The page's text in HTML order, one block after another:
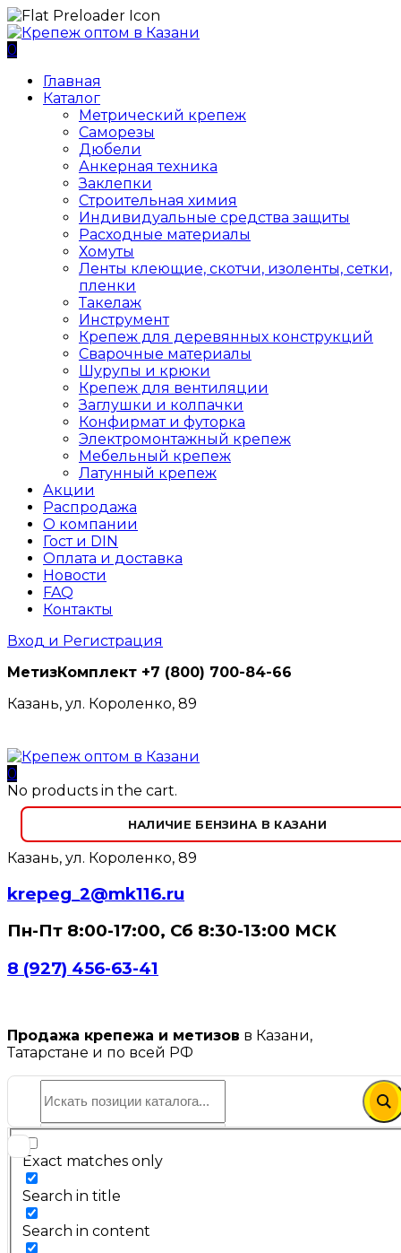
0
Главная
Каталог
Метрический крепеж
Саморезы
Дюбели
Анкерная техника
Заклепки
Строительная химия
Индивидуальные средства защиты
Расходные материалы
Хомуты
Ленты клеющие, скотчи, изоленты, сетки,
пленки
Такелаж
Инструмент
Крепеж для деревянных конструкций
Сварочные материалы
Шурупы и крюки
Крепеж для вентиляции
Заглушки и колпачки
Конфирмат и футорка
Электромонтажный крепеж
Мебельный крепеж
Латунный крепеж
Акции
Распродажа
О компании
Гост и DIN
Оплата и доставка
Новости
FAQ
Контакты
Вход и Регистрация
МетизКомплект +7 (800) 700-84-66
Казань, ул. Короленко, 89
0
No products in the cart.
НАЛИЧИЕ БЕНЗИНА В КАЗАНИ
Казань, ул. Короленко, 89
krepeg_2@mk116.ru
Пн-Пт 8:00-17:00, Сб 8:30-13:00 МСК
8 (927) 456-63-41
Продажа крепежа и метизов в Казани,
Татарстане и по всей РФ
Exact matches only
Search in title
Search in content